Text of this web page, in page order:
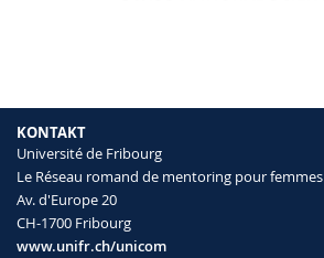
KONTAKT
Université de Fribourg
Le Réseau romand de mentoring pour femmes
Av. d'Europe 20
CH-1700 Fribourg
www.unifr.ch/unicom